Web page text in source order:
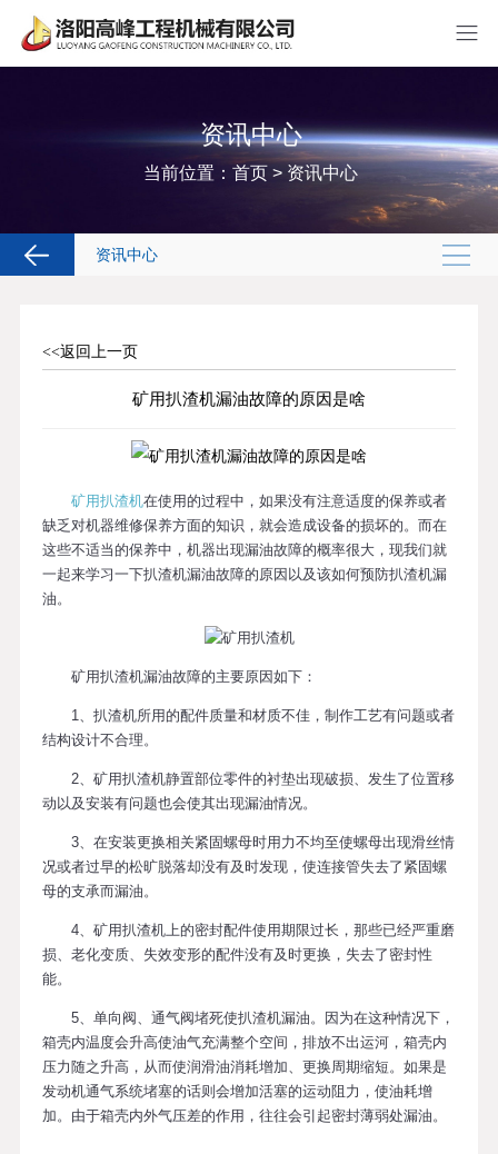
资讯中心
当前位置： 首页 > 资讯中心
资讯中心
<<返回上一页
矿用扒渣机漏油故障的原因是啥
矿用扒渣机在使用的过程中，如果没有注意适度的保养或者
缺乏对机器维修保养方面的知识，就会造成设备的损坏的。而在
这些不适当的保养中，机器出现漏油故障的概率很大，现我们就
一起来学习一下扒渣机漏油故障的原因以及该如何预防扒渣机漏
油。
矿用扒渣机漏油故障的主要原因如下：
1、扒渣机所用的配件质量和材质不佳，制作工艺有问题或者
结构设计不合理。
2、矿用扒渣机静置部位零件的衬垫出现破损、发生了位置移
动以及安装有问题也会使其出现漏油情况。
3、在安装更换相关紧固螺母时用力不均至使螺母出现滑丝情
况或者过早的松旷脱落却没有及时发现，使连接管失去了紧固螺
母的支承而漏油。
4、矿用扒渣机上的密封配件使用期限过长，那些已经严重磨
损、老化变质、失效变形的配件没有及时更换，失去了密封性
能。
5、单向阀、通气阀堵死使扒渣机漏油。因为在这种情况下，
箱壳内温度会升高使油气充满整个空间，排放不出运河，箱壳内
压力随之升高，从而使润滑油消耗增加、更换周期缩短。如果是
发动机通气系统堵塞的话则会增加活塞的运动阻力，使油耗增
加。由于箱壳内外气压差的作用，往往会引起密封薄弱处漏油。